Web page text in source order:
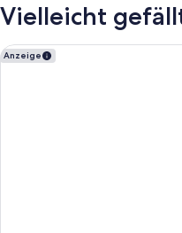
Vielleicht
Anzeige
Hotel Palais Mailberger Hof